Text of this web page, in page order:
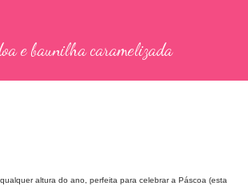
e baunilha caramelizada
altura do ano, perfeita para celebrar a Páscoa (esta